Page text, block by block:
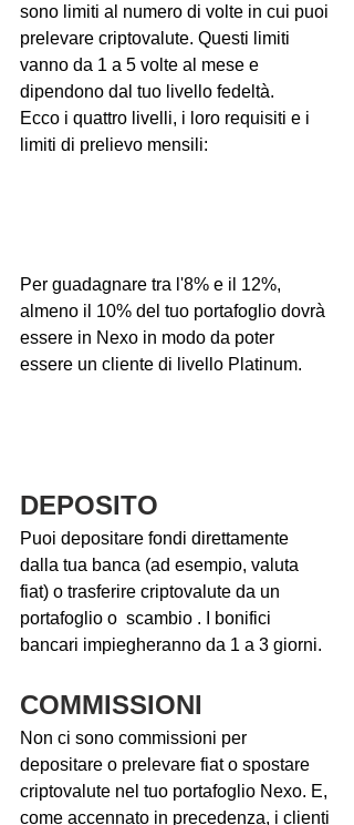
sono limiti al numero di volte in cui puoi
prelevare criptovalute. Questi limiti
vanno da 1 a 5 volte al mese e
dipendono dal tuo livello fedeltà.
Ecco i quattro livelli, i loro requisiti e i
limiti di prelievo mensili:
Per guadagnare tra l'8% e il 12%,
almeno il 10% del tuo portafoglio dovrà
essere in Nexo in modo da poter
essere un cliente di livello Platinum.
DEPOSITO
Puoi depositare fondi direttamente
dalla tua banca (ad esempio, valuta
fiat) o trasferire criptovalute da un
portafoglio o  scambio . I bonifici
bancari impiegheranno da 1 a 3 giorni.
COMMISSIONI
Non ci sono commissioni per
depositare o prelevare fiat o spostare
criptovalute nel tuo portafoglio Nexo. E,
come accennato in precedenza, i clienti